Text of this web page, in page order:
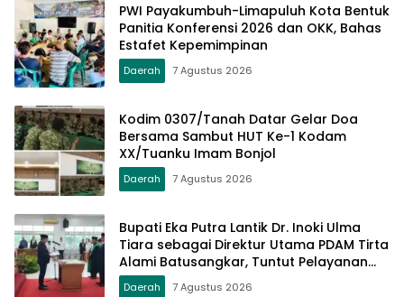
PWI Payakumbuh-Limapuluh Kota Bentuk
Panitia Konferensi 2026 dan OKK, Bahas
Estafet Kepemimpinan
Daerah 7 Agustus 2026
Kodim 0307/Tanah Datar Gelar Doa
Bersama Sambut HUT Ke-1 Kodam
XX/Tuanku Imam Bonjol
Daerah 7 Agustus 2026
Bupati Eka Putra Lantik Dr. Inoki Ulma
Tiara sebagai Direktur Utama PDAM Tirta
Alami Batusangkar, Tuntut Pelayanan
Prima dan Tata Kelola Profesional
Daerah 7 Agustus 2026